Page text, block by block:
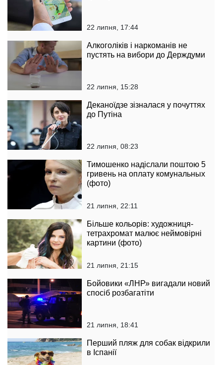
22 липня, 17:44
Алкоголіків і наркоманів не
пустять на вибори до Держдуми
22 липня, 15:28
Деканоїдзе зізналася у почуттях
до Путіна
22 липня, 08:23
Тимошенко надіслали поштою 5
гривень на оплату комунальных
(фото)
21 липня, 22:11
Більше кольорів: художниця-
тетрахромат малює неймовірні
картини (фото)
21 липня, 21:15
Бойовики «ЛНР» вигадали новий
спосіб розбагатіти
21 липня, 18:41
Перший пляж для собак відкрили
в Іспанії